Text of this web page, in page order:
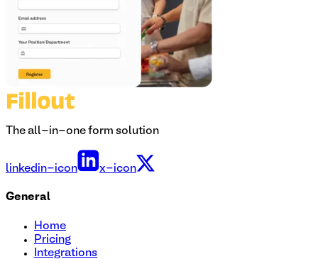
The all-in-one form solution
linkedin-icon x-icon
General
Home
Pricing
Integrations